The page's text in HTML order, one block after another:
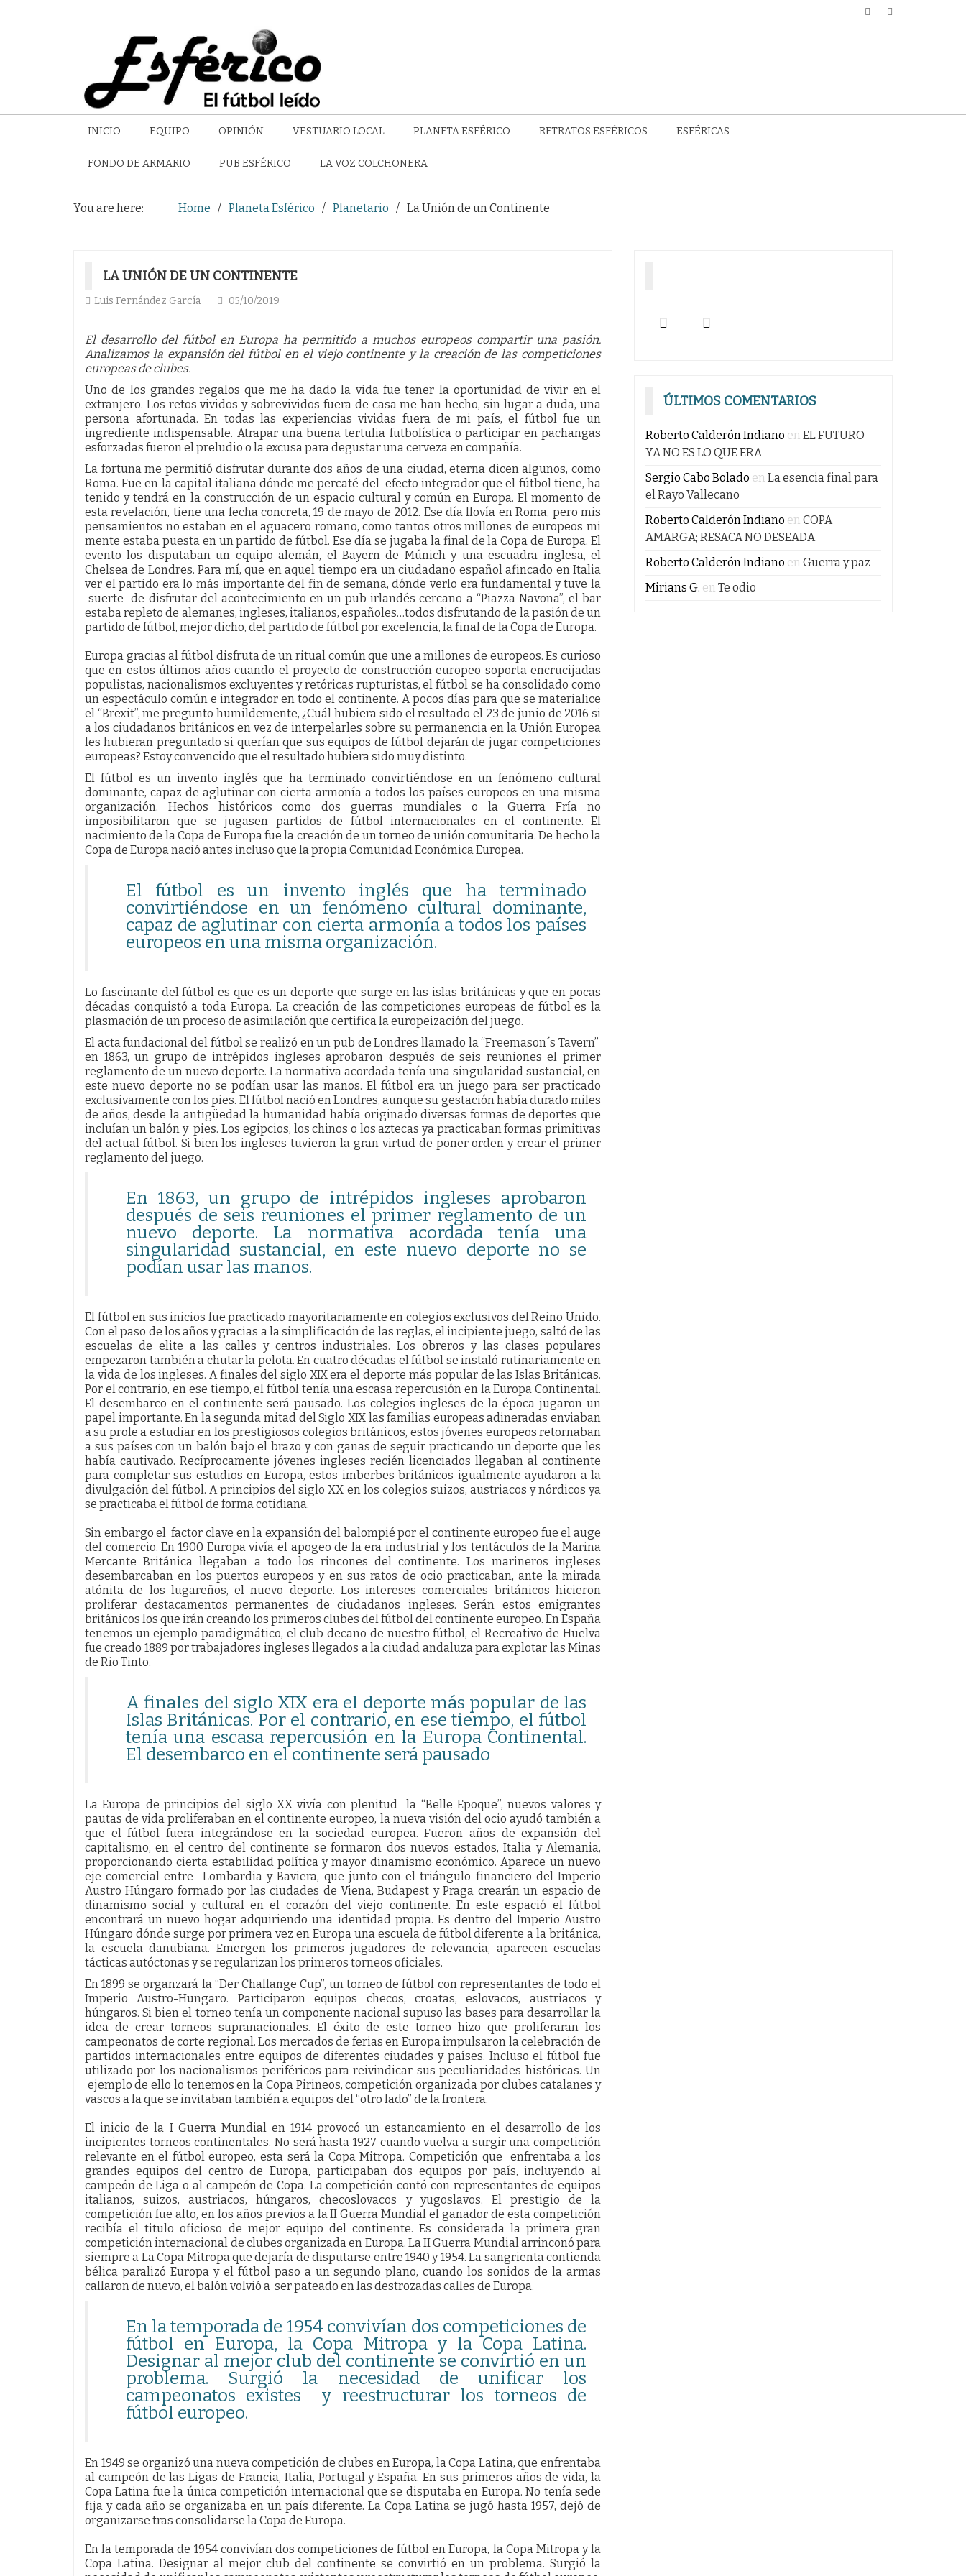
INICIO EQUIPO OPINIÓN VESTUARIO LOCAL PLANETA ESFÉRICO RETRATOS ESFÉRICOS ESFÉRICAS
FONDO DE ARMARIO PUB ESFÉRICO LA VOZ COLCHONERA
You are here: Home Planeta Esférico Planetario La Unión de un Continente
LA UNIÓN DE UN CONTINENTE
Luis Fernández García 05/10/2019
El desarrollo del fútbol en Europa ha permitido a muchos europeos compartir una pasión.
Analizamos la expansión delfútbol en el viejo continente y la creación de las competiciones
europeas de clubes.
Uno de los grandes regalos que me ha dado la vida fue tener la oportunidad de vivir en el
extranjero. Los retos vividos y sobrevividos fuera de casa me han hecho, sin lugar a duda, una
persona afortunada. En todas las experiencias vividas fuera de mi país, el fútbol fue un
ingrediente indispensable. Atrapar una buena tertulia futbolística o participar en pachangas
esforzadas fueron el preludio o la excusa para degustar una cerveza en compañía.
La fortuna me permitió disfrutar durante dos años de una ciudad, eterna dicen algunos, como
Roma. Fue en la capital italiana dónde me percaté del efecto integrador que el fútbol tiene, ha
tenido y tendrá en la construcción de un espacio cultural y común en Europa. El momento de
esta revelación, tiene una fecha concreta, 19 de mayo de 2012. Ese día llovía en Roma, pero mis
pensamientos no estaban en el aguacero romano, como tantos otros millones de europeos mi
mente estaba puesta en un partido de fútbol. Ese día se jugaba la final de la Copa de Europa. El
evento los disputaban un equipo alemán, el Bayern de Múnich y una escuadra inglesa, el
Chelsea de Londres. Para mí, que en aquel tiempo era un ciudadano español afincado en Italia
ver el partido era lo más importante del fin de semana, dónde verlo era fundamental y tuve la
suerte de disfrutar del acontecimiento en un pub irlandés cercano a “Piazza Navona”, el bar
estaba repleto de alemanes, ingleses, italianos, españoles…todos disfrutando de la pasión de un
partido de fútbol, mejor dicho, del partido de fútbol por excelencia, la final de la Copa de Europa.
Europa gracias al fútbol disfruta de un ritual común que une a millones de europeos. Es curioso
que en estos últimos años cuando el proyecto de construcción europeo soporta encrucijadas
populistas, nacionalismos excluyentes y retóricas rupturistas, el fútbol se ha consolidado como
un espectáculo común e integrador en todo el continente. A pocos días para que se materialice
el “Brexit”, me pregunto humildemente, ¿Cuál hubiera sido el resultado el 23 de junio de 2016 si
a los ciudadanos británicos en vez de interpelarles sobre su permanencia en la Unión Europea
les hubieran preguntado si querían que sus equipos de fútbol dejarán de jugar competiciones
europeas? Estoy convencido que el resultado hubiera sido muy distinto.
El fútbol es un invento inglés que ha terminado convirtiéndose en un fenómeno cultural
dominante, capaz de aglutinar con cierta armonía a todos los países europeos en una misma
organización. Hechos históricos como dos guerras mundiales o la Guerra Fría no
imposibilitaron que se jugasen partidos de fútbol internacionales en el continente. El
nacimiento de la Copa de Europa fue la creación de un torneo de unión comunitaria. De hecho la
Copa de Europa nació antes incluso que la propia Comunidad Económica Europea.
El fútbol es un invento inglés que ha terminado
convirtiéndose en un fenómeno cultural dominante,
capaz de aglutinar con cierta armonía a todos los países
europeos en una misma organización.
Lo fascinante del fútbol es que es un deporte que surge en las islas británicas y que en pocas
décadas conquistó a toda Europa. La creación de las competiciones europeas de fútbol es la
plasmación de un proceso de asimilación que certifica la europeización del juego.
El acta fundacional del fútbol se realizó en un pub de Londres llamado la “Freemason´s Tavern”
en 1863, un grupo de intrépidos ingleses aprobaron después de seis reuniones el primer
reglamento de un nuevo deporte. La normativa acordada tenía una singularidad sustancial, en
este nuevo deporte no se podían usar las manos. El fútbol era un juego para ser practicado
exclusivamente con los pies. El fútbol nació en Londres, aunque su gestación había durado miles
de años, desde la antigüedad la humanidad había originado diversas formas de deportes que
incluían un balón y pies. Los egipcios, los chinos o los aztecas ya practicaban formas primitivas
del actual fútbol. Si bien los ingleses tuvieron la gran virtud de poner orden y crear el primer
reglamento del juego.
En 1863, un grupo de intrépidos ingleses aprobaron
después de seis reuniones el primer reglamento de un
nuevo deporte. La normativa acordada tenía una
singularidad sustancial, en este nuevo deporte no se
podían usar las manos.
El fútbol en sus inicios fue practicado mayoritariamente en colegios exclusivos del Reino Unido.
Con el paso de los años y gracias a la simplificación de las reglas, el incipiente juego, saltó de las
escuelas de elite a las calles y centros industriales. Los obreros y las clases populares
empezaron también a chutar la pelota. En cuatro décadas el fútbol se instaló rutinariamente en
la vida de los ingleses. A finales del siglo XIX era el deporte más popular de las Islas Británicas.
Por el contrario, en ese tiempo, el fútbol tenía una escasa repercusión en la Europa Continental.
El desembarco en el continente será pausado. Los colegios ingleses de la época jugaron un
papel importante. En la segunda mitad del Siglo XIX las familias europeas adineradas enviaban
a su prole a estudiar en los prestigiosos colegios británicos, estos jóvenes europeos retornaban
a sus países con un balón bajo el brazo y con ganas de seguir practicando un deporte que les
había cautivado. Recíprocamente jóvenes ingleses recién licenciados llegaban al continente
para completar sus estudios en Europa, estos imberbes británicos igualmente ayudaron a la
divulgación del fútbol. A principios del siglo XX en los colegios suizos, austriacos y nórdicos ya
se practicaba el fútbol de forma cotidiana.
Sin embargo el factor clave en la expansión del balompié por el continente europeo fue el auge
del comercio. En 1900 Europa vivía el apogeo de la era industrial y los tentáculos de la Marina
Mercante Británica llegaban a todo los rincones del continente. Los marineros ingleses
desembarcaban en los puertos europeos y en sus ratos de ocio practicaban, ante la mirada
atónita de los lugareños, el nuevo deporte. Los intereses comerciales británicos hicieron
proliferar destacamentos permanentes de ciudadanos ingleses. Serán estos emigrantes
británicos los que irán creando los primeros clubes del fútbol del continente europeo. En España
tenemos un ejemplo paradigmático, el club decano de nuestro fútbol, el Recreativo de Huelva
fue creado 1889 por trabajadores ingleses llegados a la ciudad andaluza para explotar las Minas
de Rio Tinto.
A finales del siglo XIX era el deporte más popular de las
Islas Británicas. Por el contrario, en ese tiempo, el fútbol
tenía una escasa repercusión en la Europa Continental.
El desembarco en el continente será pausado
La Europa de principios del siglo XX vivía con plenitud la “Belle Epoque”, nuevos valores y
pautas de vida proliferaban en el continente europeo, la nueva visión del ocio ayudó también a
que el fútbol fuera integrándose en la sociedad europea. Fueron años de expansión del
capitalismo, en el centro del continente se formaron dos nuevos estados, Italia y Alemania,
proporcionando cierta estabilidad política y mayor dinamismo económico. Aparece un nuevo
eje comercial entre Lombardia y Baviera, que junto con el triángulo financiero del Imperio
Austro Húngaro formado por las ciudades de Viena, Budapest y Praga crearán un espacio de
dinamismo social y cultural en el corazón del viejo continente. En este espació el fútbol
encontrará un nuevo hogar adquiriendo una identidad propia. Es dentro del Imperio Austro
Húngaro dónde surge por primera vez en Europa una escuela de fútbol diferente a la británica,
la escuela danubiana. Emergen los primeros jugadores de relevancia, aparecen escuelas
tácticas autóctonas y se regularizan los primeros torneos oficiales.
En 1899 se organzará la “Der Challange Cup”, un torneo de fútbol con representantes de todo el
Imperio Austro-Hungaro. Participaron equipos checos, croatas, eslovacos, austriacos y
húngaros. Si bien el torneo tenía un componente nacional supuso las bases para desarrollar la
idea de crear torneos supranacionales. El éxito de este torneo hizo que proliferaran los
campeonatos de corte regional. Los mercados de ferias en Europa impulsaron la celebración de
partidos internacionales entre equipos de diferentes ciudades y países. Incluso el fútbol fue
utilizado por los nacionalismos periféricos para reivindicar sus peculiaridades históricas. Un
ejemplo de ello lo tenemos en la Copa Pirineos, competición organizada por clubes catalanes y
vascos a la que se invitaban también a equipos del “otro lado” de la frontera.
El inicio de la I Guerra Mundial en 1914 provocó un estancamiento en el desarrollo de los
incipientes torneos continentales. No será hasta 1927 cuando vuelva a surgir una competición
relevante en el fútbol europeo, esta será la Copa Mitropa. Competición que enfrentaba a los
grandes equipos del centro de Europa, participaban dos equipos por país, incluyendo al
campeón de Liga o al campeón de Copa. La competición contó con representantes de equipos
italianos, suizos, austriacos, húngaros, checoslovacos y yugoslavos. El prestigio de la
competición fue alto, en los años previos a la II Guerra Mundial el ganador de esta competición
recibía el titulo oficioso de mejor equipo del continente. Es considerada la primera gran
competición internacional de clubes organizada en Europa. La II Guerra Mundial arrinconó para
siempre a La Copa Mitropa que dejaría de disputarse entre 1940 y 1954. La sangrienta contienda
bélica paralizó Europa y el fútbol paso a un segundo plano, cuando los sonidos de la armas
callaron de nuevo, el balón volvió a ser pateado en las destrozadas calles de Europa.
En la temporada de 1954 convivían dos competiciones de
fútbol en Europa, la Copa Mitropa y la Copa Latina.
Designar al mejor club del continente se convirtió en un
problema. Surgió la necesidad de unificar los
campeonatos existes y reestructurar los torneos de
fútbol europeo.
En 1949 se organizó una nueva competición de clubes en Europa, la Copa Latina, que enfrentaba
al campeón de las Ligas de Francia, Italia, Portugal y España. En sus primeros años de vida, la
Copa Latina fue la única competición internacional que se disputaba en Europa. No tenía sede
fija y cada año se organizaba en un país diferente. La Copa Latina se jugó hasta 1957, dejó de
organizarse tras consolidarse la Copa de Europa.
En la temporada de 1954 convivían dos competiciones de fútbol en Europa, la Copa Mitropa y la
Copa Latina. Designar al mejor club del continente se convirtió en un problema. Surgió la
ÚLTIMOS COMENTARIOS
Roberto Calderón Indiano en EL FUTURO
YA NO ES LO QUE ERA
Sergio Cabo Bolado en La esencia final para
el Rayo Vallecano
Roberto Calderón Indiano en COPA
AMARGA; RESACA NO DESEADA
Roberto Calderón Indiano en Guerra y paz
Mirians G. en Te odio